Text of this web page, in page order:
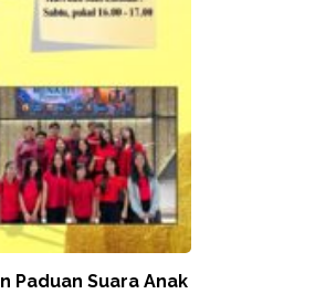
Paduan Suara Anak